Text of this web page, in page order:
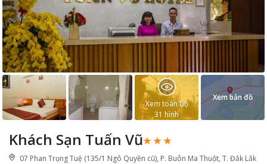
Khách Sạn Tuấn Vũ
07 Phan Trọng Tuệ (135/1 Ngô Quyền cũ), P. Buôn Ma Thuột, T. Đắk Lắk
Xem toàn bộ
31 hình
Xem bản đồ